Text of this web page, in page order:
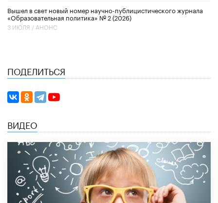
Вышел в свет новый номер научно-публицистического журнала
«Образовательная политика» № 2 (2026)
3 ИЮЛЯ / АНОНС
ПОДЕЛИТЬСЯ
ВИДЕО